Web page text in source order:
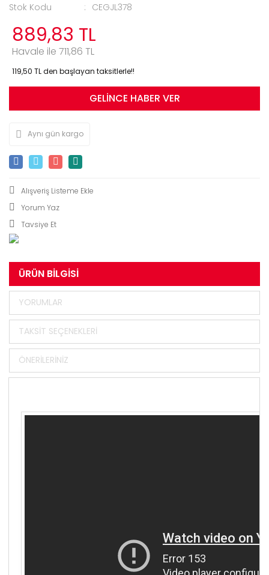
Stok Kodu
CEGJL378
889,83 TL
Havale ile 711,86 TL
119,50 TL den başlayan taksitlerle!!
GELİNCE HABER VER
Aynı gün kargo
Yorum Yaz
Tavsiye Et
ÜRÜN BILGISI
YORUMLAR
TAKSIT SEÇENEKLERI
ÖNERILERINIZ